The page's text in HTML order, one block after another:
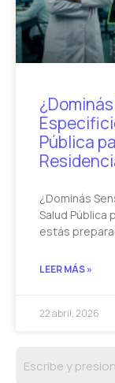
Pública
¿Dominás
Salud Pública
estás
LEER MÁS »
22 abril, 2026